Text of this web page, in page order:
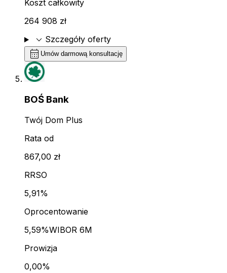
Koszt całkowity
264 908 zł
expand_more Szczegóły oferty
calendar_month Umów darmową konsultację
BOŚ Bank
Twój Dom Plus
Rata od
867,00 zł
RRSO
5,91%
Oprocentowanie
5,59%WIBOR 6M
Prowizja
0,00%